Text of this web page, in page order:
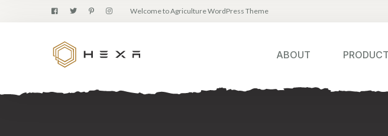
Welcome to Agriculture WordPress Theme
ABOUT